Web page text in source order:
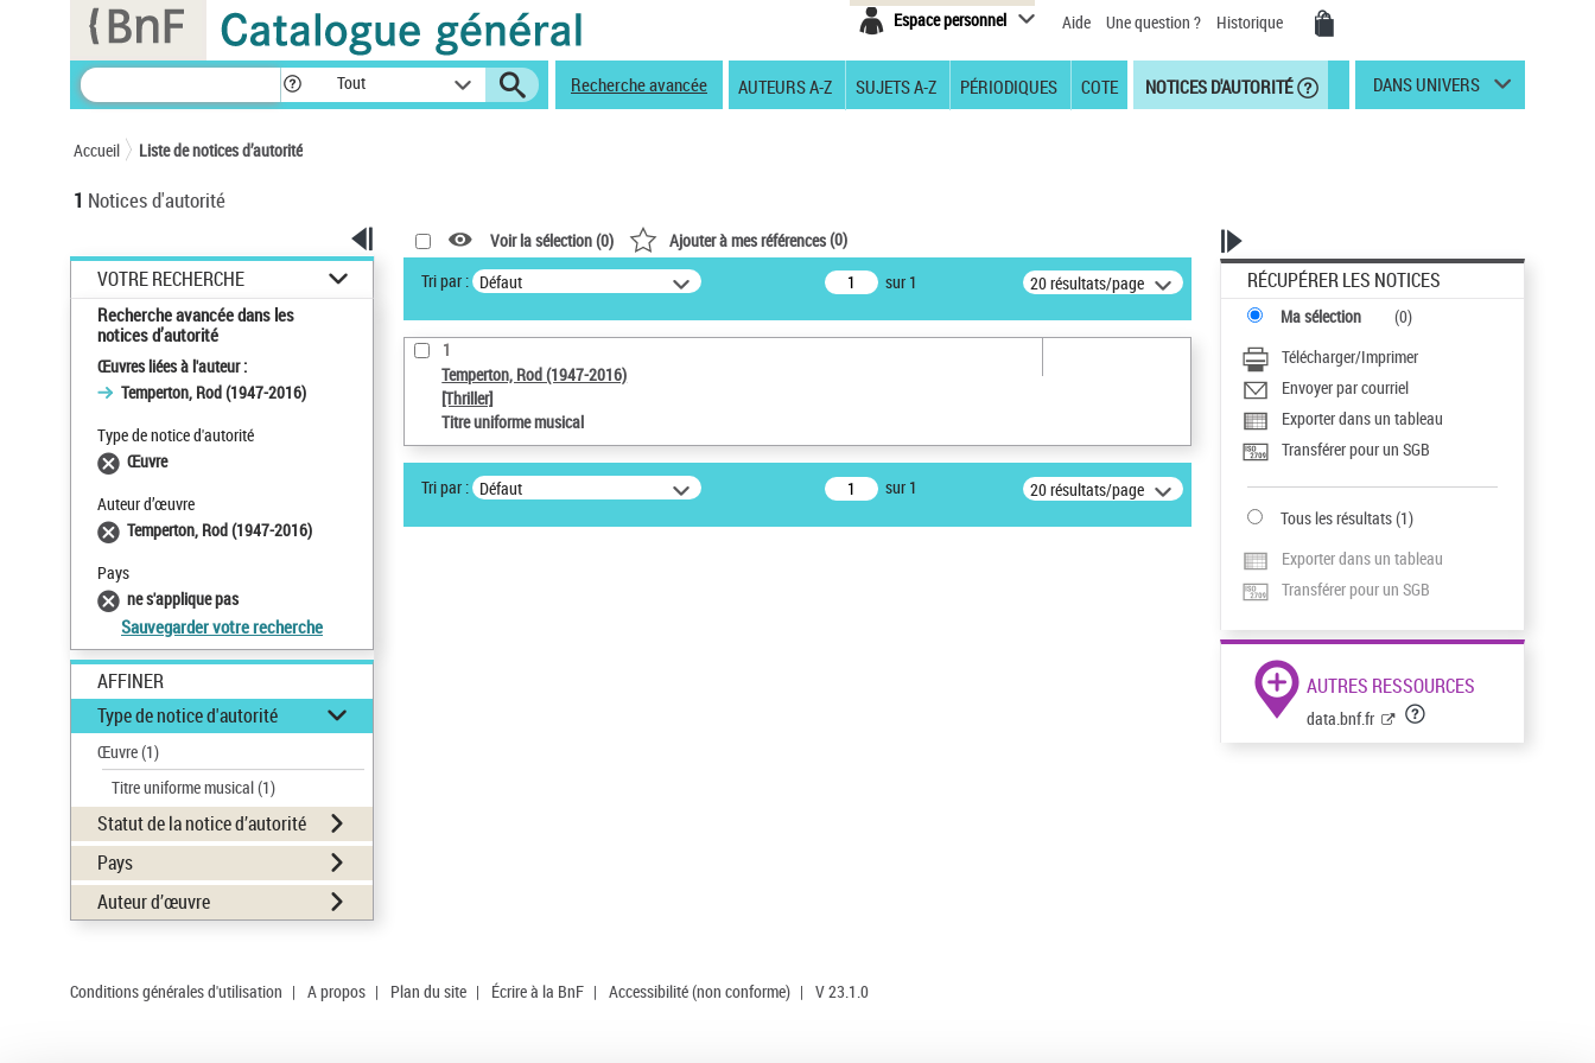
Espace personnel Aide Une question ? Historique
Tout Recherche avancée AUTEURS A-Z SUJETS A-Z PÉRIODIQUES COTE NOTICES D'AUTORITÉ DANS UNIVERS
Accueil Liste de notices d’autorité
1 Notices d'autorité
VOTRE RECHERCHE
Recherche avancée dans les
notices d’autorité
Œuvres liées à l'auteur :
Temperton, Rod (1947-2016)
Type de notice d'autorité
Œuvre
Auteur d’œuvre
Temperton, Rod (1947-2016)
Pays
ne s'applique pas
Sauvegarder votre recherche
AFFINER
Type de notice d'autorité
Œuvre(1)
Titre uniforme musical(1)
Statut de la notice d’autorité
Pays
Auteur d’œuvre
Voir la sélection (0) Ajouter à mes références(0)
Tri par : Défaut sur 1 20 résultats/page
1
Temperton, Rod (1947-2016)
[Thriller]
Titre uniforme musical
Tri par : Défaut sur 1 20 résultats/page
RÉCUPÉRER LES NOTICES
Ma sélection (0)
Télécharger/Imprimer
Envoyer par courriel
Exporter dans un tableau
Transférer pour un SGB
Tous les résultats(1)
Exporter dans un tableau
Transférer pour un SGB
AUTRES RESSOURCES
data.bnf.fr
Conditions générales d'utilisation | A propos | Plan du site | Écrire à la BnF | Accessibilité (non conforme) | V 23.1.0
Panneau de gestion des cookies